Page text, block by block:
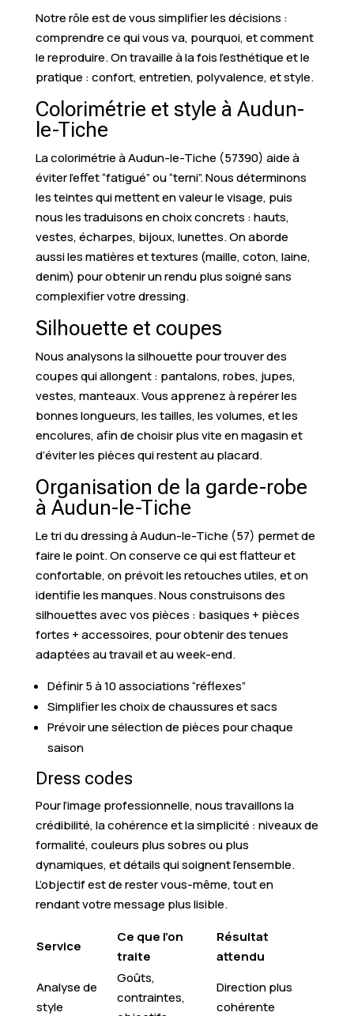
Notre rôle est de vous simplifier les décisions :
comprendre ce qui vous va, pourquoi, et comment
le reproduire. On travaille à la fois l’esthétique et le
pratique : confort, entretien, polyvalence, et style.
Colorimétrie et style à Audun-
le-Tiche
La colorimétrie à Audun-le-Tiche (57390) aide à
éviter l’effet “fatigué” ou “terni”. Nous déterminons
les teintes qui mettent en valeur le visage, puis
nous les traduisons en choix concrets : hauts,
vestes, écharpes, bijoux, lunettes. On aborde
aussi les matières et textures (maille, coton, laine,
denim) pour obtenir un rendu plus soigné sans
complexifier votre dressing.
Silhouette et coupes
Nous analysons la silhouette pour trouver des
coupes qui allongent : pantalons, robes, jupes,
vestes, manteaux. Vous apprenez à repérer les
bonnes longueurs, les tailles, les volumes, et les
encolures, afin de choisir plus vite en magasin et
d’éviter les pièces qui restent au placard.
Organisation de la garde-robe
à Audun-le-Tiche
Le tri du dressing à Audun-le-Tiche (57) permet de
faire le point. On conserve ce qui est flatteur et
confortable, on prévoit les retouches utiles, et on
identifie les manques. Nous construisons des
silhouettes avec vos pièces : basiques + pièces
fortes + accessoires, pour obtenir des tenues
adaptées au travail et au week-end.
Définir 5 à 10 associations “réflexes”
Simplifier les choix de chaussures et sacs
Prévoir une sélection de pièces pour chaque
saison
Dress codes
Pour l’image professionnelle, nous travaillons la
crédibilité, la cohérence et la simplicité : niveaux de
formalité, couleurs plus sobres ou plus
dynamiques, et détails qui soignent l’ensemble.
L’objectif est de rester vous-même, tout en
rendant votre message plus lisible.
Service
Ce que l’on
traite
Résultat
attendu
Analyse de
style
Goûts,
contraintes,
Direction plus
cohérente